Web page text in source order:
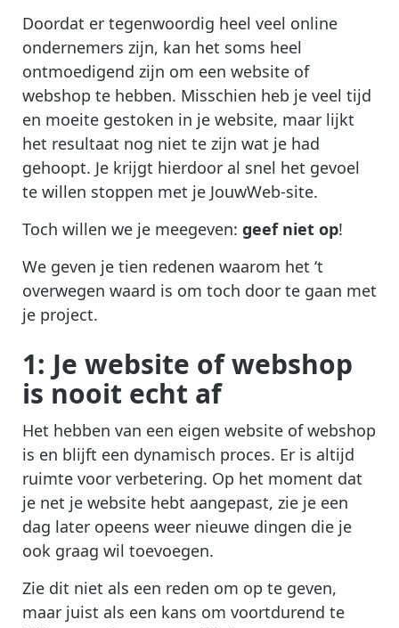
Doordat er tegenwoordig heel veel online
ondernemers zijn, kan het soms heel
ontmoedigend zijn om een website of
webshop te hebben. Misschien heb je veel tijd
en moeite gestoken in je website, maar lijkt
het resultaat nog niet te zijn wat je had
gehoopt. Je krijgt hierdoor al snel het gevoel
te willen stoppen met je JouwWeb-site.
Toch willen we je meegeven: geef niet op!
We geven je tien redenen waarom het ‘t
overwegen waard is om toch door te gaan met
je project.
1: Je website of webshop
is nooit echt af
Het hebben van een eigen website of webshop
is en blijft een dynamisch proces. Er is altijd
ruimte voor verbetering. Op het moment dat
je net je website hebt aangepast, zie je een
dag later opeens weer nieuwe dingen die je
ook graag wil toevoegen.
Zie dit niet als een reden om op te geven,
maar juist als een kans om voortdurend te